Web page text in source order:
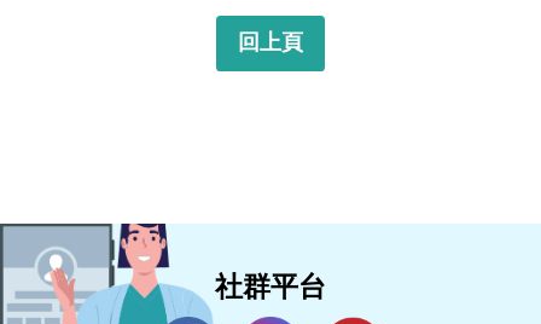
回上頁
社群平台